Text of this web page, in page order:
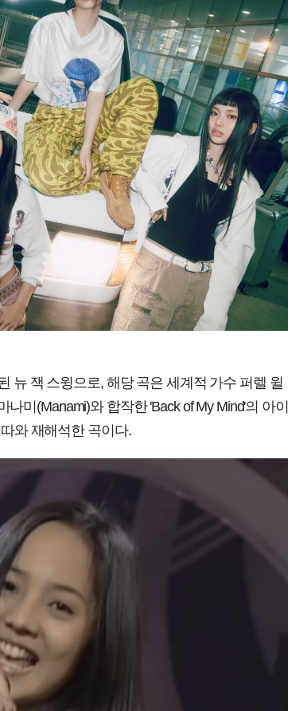
뉴 잭 스윙으로, 해당 곡은 세계적 가수 퍼렐 윌
나미(Manami)와 합작한 'Back of My Mind'의 아이
와 재해석한 곡이다.